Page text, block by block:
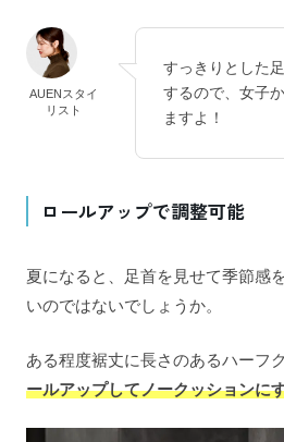
AUENスタイ
リスト
すっきりとした
するので、女子
ますよ！
ロールアップで調整可能
夏になると、足首を見せて季節感
いのではないでしょうか。
ある程度裾丈に長さのあるハーフ
ールアップしてノークッションに